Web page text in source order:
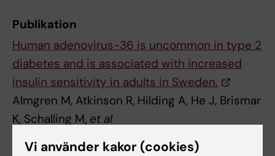
Publikation
Human adenovirus-36 is uncommon in type 2
diabetes and is associated with increased
insulin sensitivity in adults in Sweden.
Almgren M, Atkinson R, Hilding A, He J, Brismar
K, Schalling M, et al
Ann. Med. 2014 Nov;46(7):539-46
Vi använder kakor (cookies)